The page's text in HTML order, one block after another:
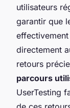
utilisateurs
garantir que
directement
retours
parcours
UserTesting